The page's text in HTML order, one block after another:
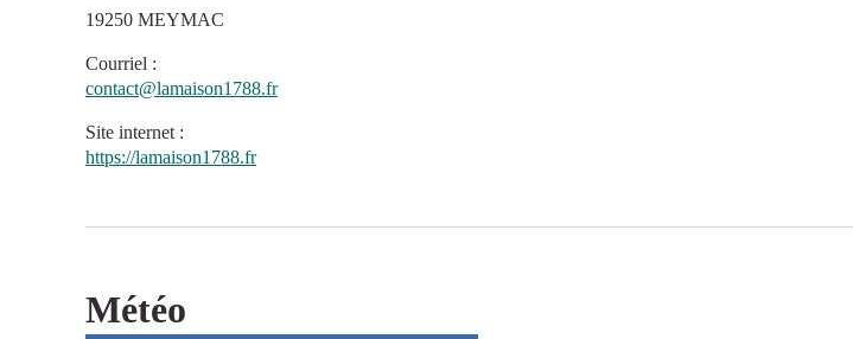
19250 MEYMAC
Courriel :
contact@lamaison1788.fr
Site internet :
https://lamaison1788.fr
Météo